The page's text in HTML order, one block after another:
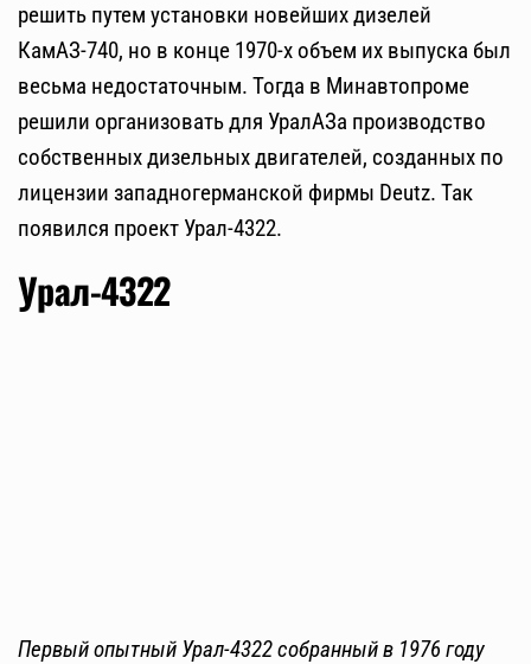
решить путем установки новейших дизелей
КамАЗ-740, но в конце 1970-х объем их выпуска был
весьма недостаточным. Тогда в Минавтопроме
решили организовать для УралАЗа производство
собственных дизельных двигателей, созданных по
лицензии западногерманской фирмы Deutz. Так
появился проект Урал-4322.
Урал-4322
Первый опытный Урал-4322 собранный в 1976 году